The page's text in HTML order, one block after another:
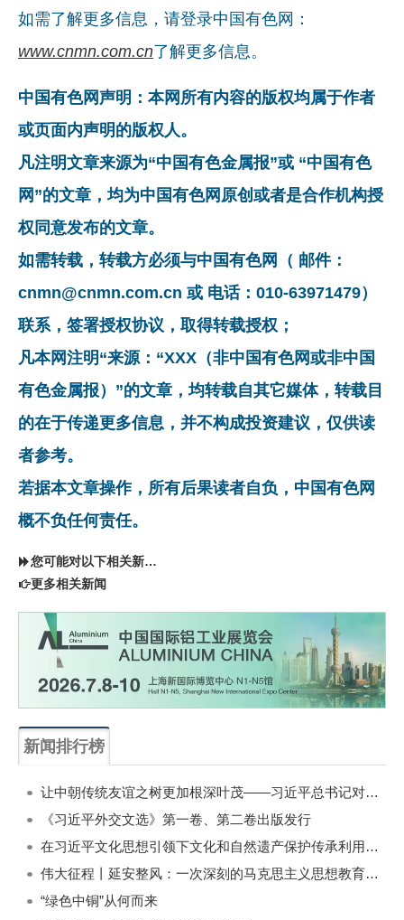
如需了解更多信息，请登录中国有色网：
www.cnmn.com.cn了解更多信息。
中国有色网声明：本网所有内容的版权均属于作者
或页面内声明的版权人。
凡注明文章来源为“中国有色金属报”或 “中国有色
网”的文章，均为中国有色网原创或者是合作机构授
权同意发布的文章。
如需转载，转载方必须与中国有色网（ 邮件：
cnmn@cnmn.com.cn 或 电话：010-63971479）
联系，签署授权协议，取得转载授权；
凡本网注明“来源：“XXX（非中国有色网或非中国
有色金属报）”的文章，均转载自其它媒体，转载目
的在于传递更多信息，并不构成投资建议，仅供读
者参考。
若据本文章操作，所有后果读者自负，中国有色网
概不负任何责任。
您可能对以下相关新闻同样感兴趣
更多相关新闻
新闻排行榜
让中朝传统友谊之树更加根深叶茂——习近平总书记对朝鲜进行国事访问纪实
《习近平外交文选》第一卷、第二卷出版发行
在习近平文化思想引领下文化和自然遗产保护传承利用工作开创新局面
伟大征程丨延安整风：一次深刻的马克思主义思想教育运动
“绿色中铜”从何而来